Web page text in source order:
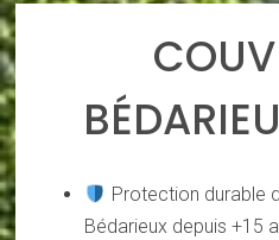
Protection durable
Bédarieux depuis +15